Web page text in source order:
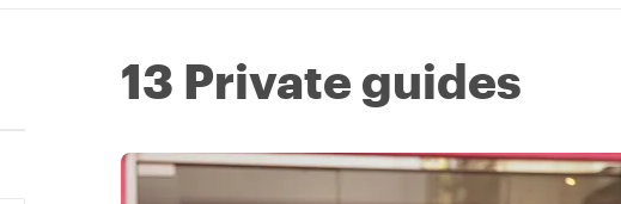
13 Private guides